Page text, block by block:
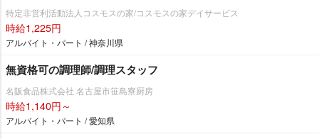
特定非営利活動法人コスモスの家/コスモスの家デイサービス
時給1,225円
アルバイト・パート / 神奈川県
無資格可の調理師/調理スタッフ
名阪食品株式会社 名古屋市笹島寮厨房
時給1,140円～
アルバイト・パート / 愛知県